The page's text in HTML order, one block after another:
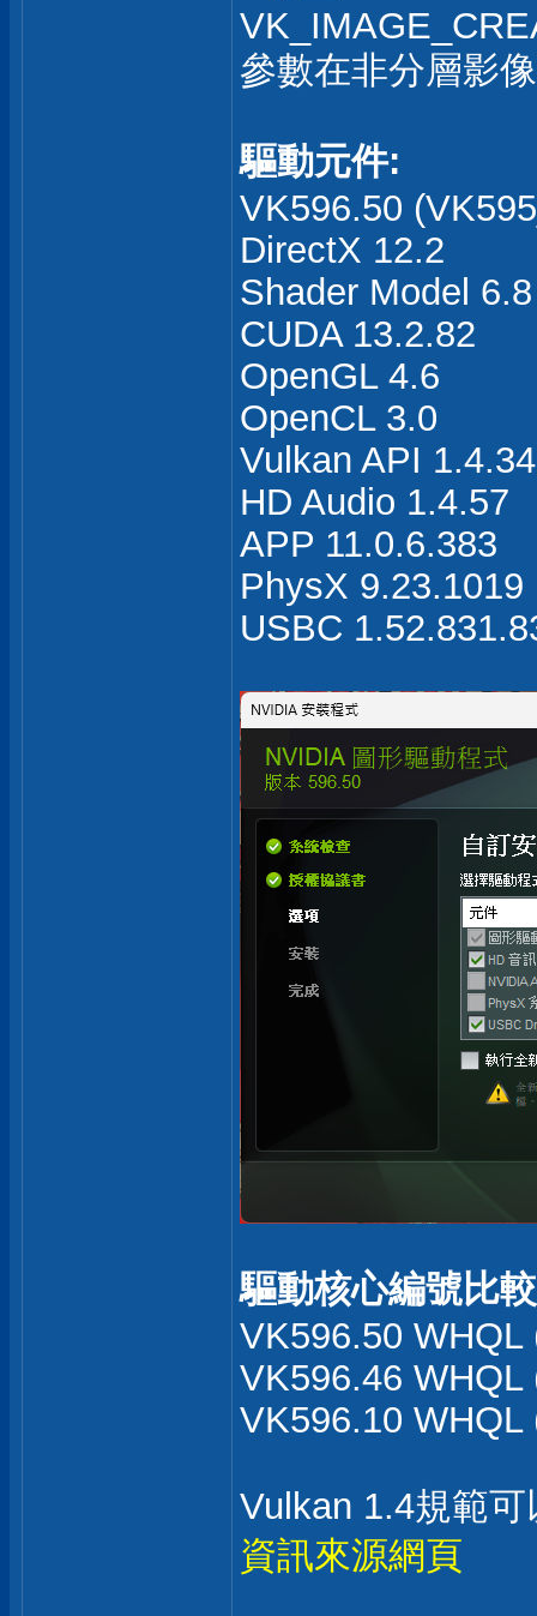
參數在非分層影
驅動元件:
VK596.50
DirectX 12.2
Shader Model 6.8
CUDA 13.2.82
OpenGL 4.6
OpenCL 3.0
Vulkan API
HD Audio 1.4.57
APP 11.0.6.383
PhysX 9.23.1019
USBC
驅動核心編號比
VK596.50 WHQL
VK596.46 WHQL
VK596.10 WHQL
Vulkan 1.4規範
資訊來源網頁